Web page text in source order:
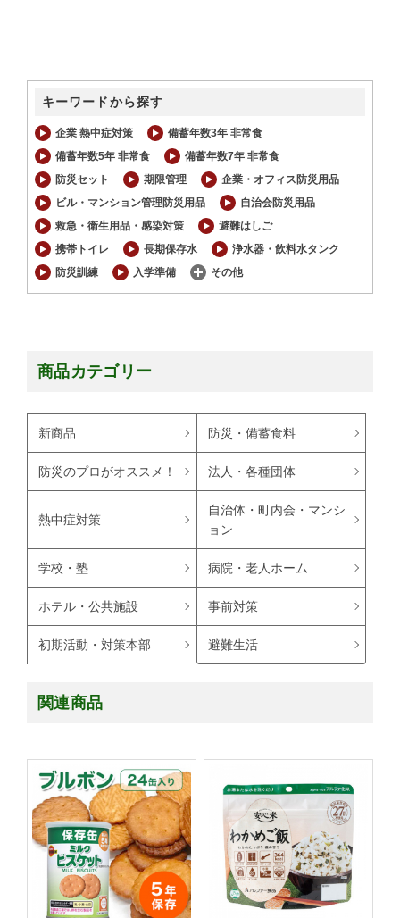
キーワードから探す
企業 熱中症対策
備蓄年数3年 非常食
備蓄年数5年 非常食
備蓄年数7年 非常食
防災セット
期限管理
企業・オフィス防災用品
ビル・マンション管理防災用品
自治会防災用品
救急・衛生用品・感染対策
避難はしご
携帯トイレ
長期保存水
浄水器・飲料水タンク
防災訓練
入学準備 その他
商品カテゴリー
新商品 防災・備蓄食料
防災のプロがオススメ！ 法人・各種団体
熱中症対策
自治体・町内会・マンシ
ョン
学校・塾 病院・老人ホーム
ホテル・公共施設 事前対策
初期活動・対策本部 避難生活
関連商品